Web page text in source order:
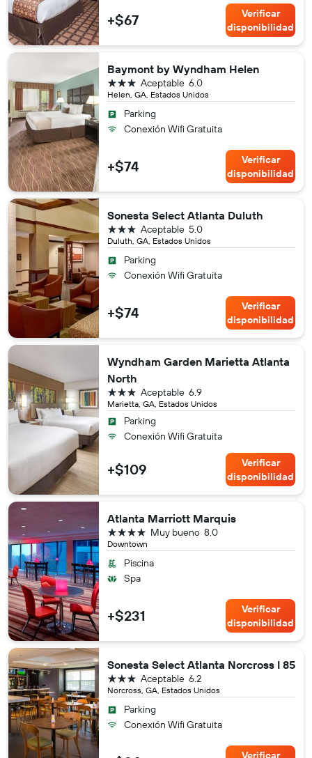
+$67
Verificar
disponibilidad
Baymont by Wyndham Helen
Helen, GA, Estados Unidos
6.0
Aceptable
3 estrellas
Parking
Conexión Wifi Gratuita
+$74
Verificar
disponibilidad
Sonesta Select Atlanta Duluth
Duluth, GA, Estados Unidos
5.0
Aceptable
3 estrellas
Parking
Conexión Wifi Gratuita
+$74
Verificar
disponibilidad
Wyndham Garden Marietta Atlanta
North
Marietta, GA, Estados Unidos
6.9
Aceptable
3 estrellas
Parking
Conexión Wifi Gratuita
+$109
Verificar
disponibilidad
Atlanta Marriott Marquis
Downtown
8.0
Muy bueno
4 estrellas
Piscina
Spa
+$231
Verificar
disponibilidad
Sonesta Select Atlanta Norcross I 85
Norcross, GA, Estados Unidos
6.2
Aceptable
3 estrellas
Parking
Conexión Wifi Gratuita
Verificar